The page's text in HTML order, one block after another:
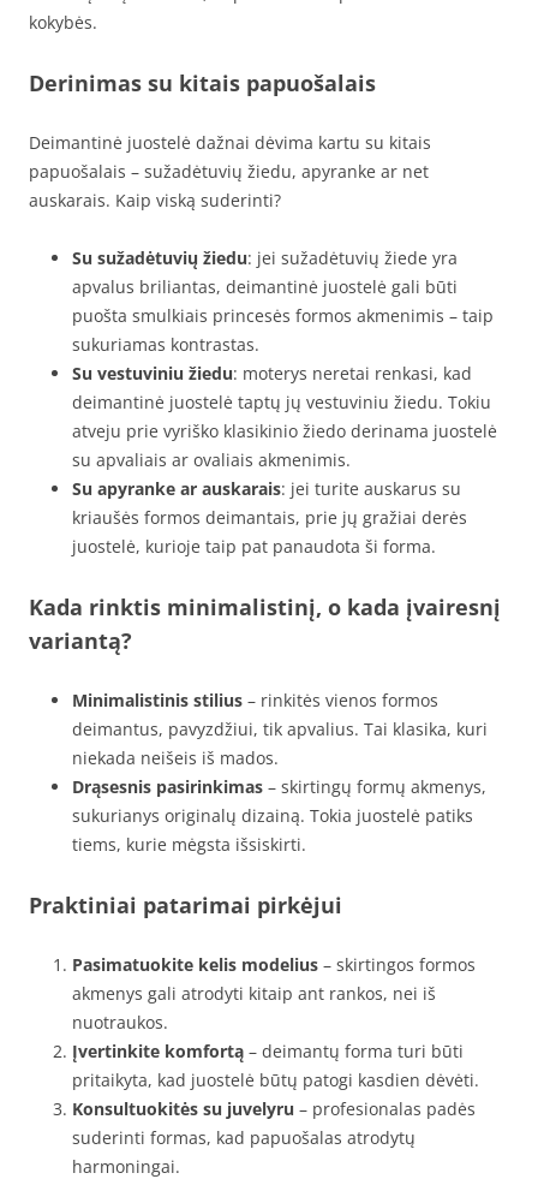
kokybės.
Derinimas su kitais papuošalais
Deimantinė juostelė dažnai dėvima kartu su kitais
papuošalais – sužadėtuvių žiedu, apyranke ar net
auskarais. Kaip viską suderinti?
Su sužadėtuvių žiedu: jei sužadėtuvių žiede yra
apvalus briliantas, deimantinė juostelė gali būti
puošta smulkiais princesės formos akmenimis – taip
sukuriamas kontrastas.
Su vestuviniu žiedu: moterys neretai renkasi, kad
deimantinė juostelė taptų jų vestuviniu žiedu. Tokiu
atveju prie vyriško klasikinio žiedo derinama juostelė
su apvaliais ar ovaliais akmenimis.
Su apyranke ar auskarais: jei turite auskarus su
kriaušės formos deimantais, prie jų gražiai derės
juostelė, kurioje taip pat panaudota ši forma.
Kada rinktis minimalistinį, o kada įvairesnį
variantą?
Minimalistinis stilius – rinkitės vienos formos
deimantus, pavyzdžiui, tik apvalius. Tai klasika, kuri
niekada neišeis iš mados.
Drąsesnis pasirinkimas – skirtingų formų akmenys,
sukurianys originalų dizainą. Tokia juostelė patiks
tiems, kurie mėgsta išsiskirti.
Praktiniai patarimai pirkėjui
Pasimatuokite kelis modelius – skirtingos formos
akmenys gali atrodyti kitaip ant rankos, nei iš
nuotraukos.
Įvertinkite komfortą – deimantų forma turi būti
pritaikyta, kad juostelė būtų patogi kasdien dėvėti.
Konsultuokitės su juvelyru – profesionalas padės
suderinti formas, kad papuošalas atrodytų
harmoningai.